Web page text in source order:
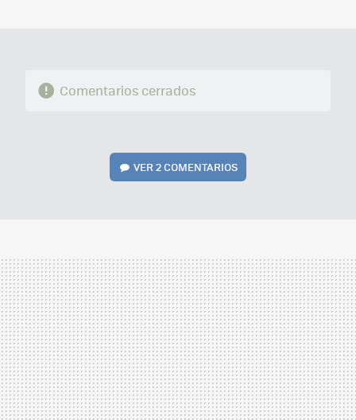
Comentarios cerrados
VER2 COMENTARIOS